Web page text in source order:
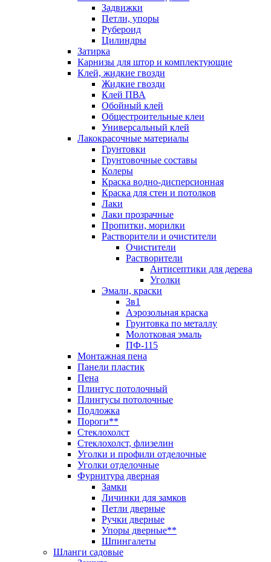
Задвижки
Петли, упоры
Рубероид
Цилиндры
Затирка
Карнизы для штор и комплектующие
Клей, жидкие гвозди
Жидкие гвозди
Клей ПВА
Обойный клей
Общестроительные клеи
Универсальный клей
Лакокрасочные материалы
Грунтовки
Грунтовочные составы
Колеры
Краска водно-дисперсионная
Краска для стен и потолков
Лаки
Лаки прозрачные
Пропитки, морилки
Растворители и очистители
Очистители
Растворители
Антисептики для дерева
Уголки
Эмали, краски
3в1
Аэрозольная краска
Грунтовка по металлу
Молотковая эмаль
ПФ-115
Монтажная пена
Панели пластик
Пена
Плинтус потолочный
Плинтусы потолочные
Подложка
Пороги**
Стеклохолст
Стеклохолст, флизелин
Уголки и профили отделочные
Уголки отделочные
Фурнитура дверная
Замки
Личинки для замков
Петли дверные
Ручки дверные
Упоры дверные**
Шпингалеты
Шланги садовые